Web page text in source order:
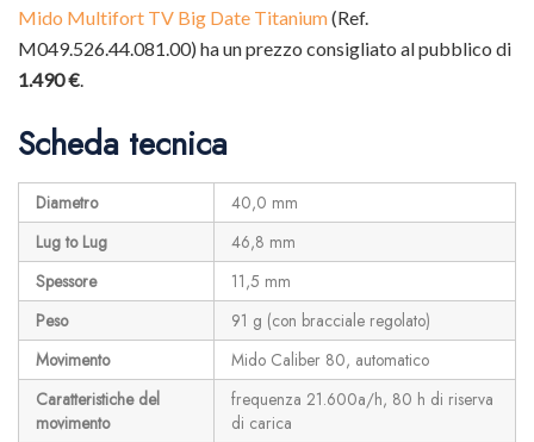
Mido Multifort TV Big Date Titanium(Ref.
M049.526.44.081.00) ha un prezzo consigliato al pubblico di
1.490 €.
Scheda tecnica
Diametro
40,0 mm
Lug to Lug
46,8 mm
Spessore
11,5 mm
Peso
91 g (con bracciale regolato)
Movimento
Mido Caliber 80, automatico
Caratteristiche del
movimento
frequenza 21.600a/h, 80 h di riserva
di carica